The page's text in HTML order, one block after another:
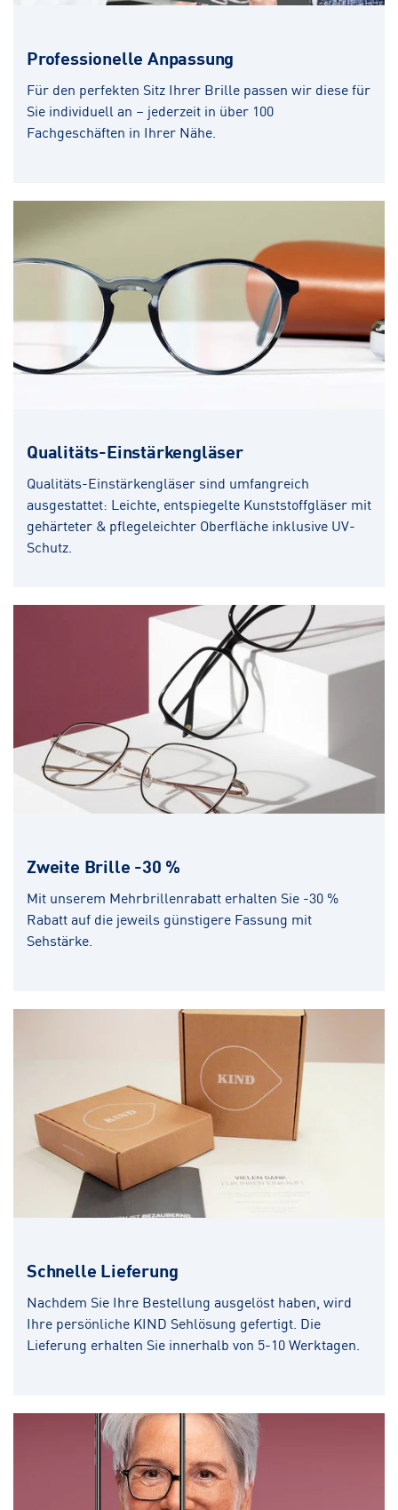
Professionelle Anpassung
Für den perfekten Sitz Ihrer Brille passen wir diese für
Sie individuell an – jederzeit in über 100
Fachgeschäften in Ihrer Nähe.
Qualitäts-Einstärkengläser
Qualitäts-Einstärkengläser sind umfangreich
ausgestattet: Leichte, entspiegelte Kunststoffgläser mit
gehärteter & pflegeleichter Oberfläche inklusive UV-
Schutz.
Zweite Brille -30 %
Mit unserem Mehrbrillenrabatt erhalten Sie -30 %
Rabatt auf die jeweils günstigere Fassung mit
Sehstärke.
Schnelle Lieferung
Nachdem Sie Ihre Bestellung ausgelöst haben, wird
Ihre persönliche KIND Sehlösung gefertigt. Die
Lieferung erhalten Sie innerhalb von 5-10 Werktagen.